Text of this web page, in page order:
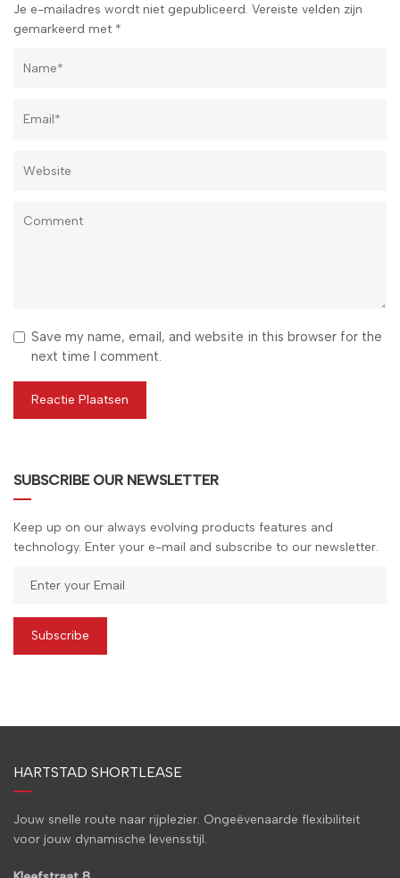
Je e-mailadres wordt niet gepubliceerd. Vereiste velden zijn
gemarkeerd met *
Save my name, email, and website in this browser for the
next time I comment.
SUBSCRIBE OUR NEWSLETTER
Keep up on our always evolving products features and
technology. Enter your e-mail and subscribe to our newsletter.
Subscribe
HARTSTAD SHORTLEASE
Jouw snelle route naar rijplezier. Ongeëvenaarde flexibiliteit
voor jouw dynamische levensstijl.